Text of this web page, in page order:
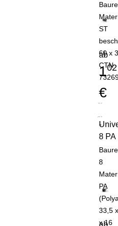
ST
60 x
CTN
ab
102
€
8 PA
-
8
PA
33,5
x 16
ab